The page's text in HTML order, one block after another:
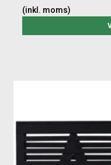
(inkl. moms)